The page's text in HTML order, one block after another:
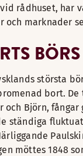
rådhuset, har
och marknader
BÖRS
största
bort. De
och Björn,
ständiga
möttes 1848